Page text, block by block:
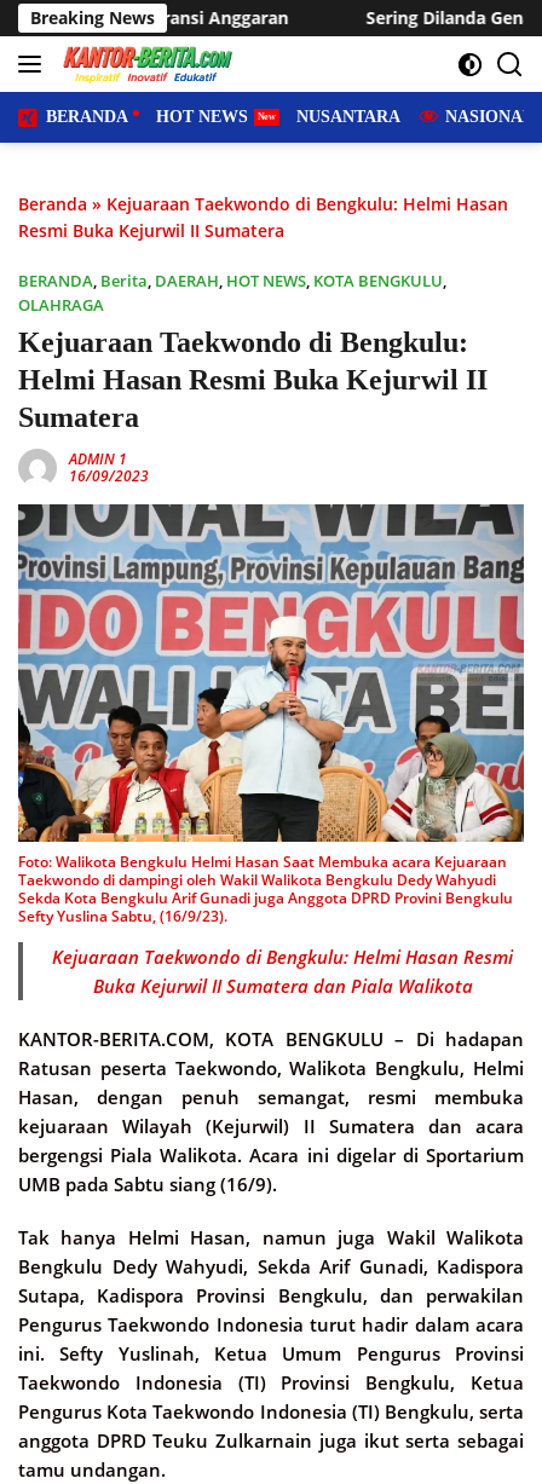
Langsung
ke
konten
Breaking NewsSering Dilanda Genangan, Desa Sukaraja
BERANDA HOT NEWS NUSANTARA NASIONAL
Beranda » Kejuaraan Taekwondo di Bengkulu: Helmi Hasan
Resmi Buka Kejurwil II Sumatera
BERANDA, Berita, DAERAH, HOT NEWS, KOTA BENGKULU,
OLAHRAGA
Kejuaraan Taekwondo di Bengkulu:
Helmi Hasan Resmi Buka Kejurwil II
Sumatera
ADMIN 1
16/09/2023
Foto: Walikota Bengkulu Helmi Hasan Saat Membuka acara Kejuaraan
Taekwondo di dampingi oleh Wakil Walikota Bengkulu Dedy Wahyudi
Sekda Kota Bengkulu Arif Gunadi juga Anggota DPRD Provini Bengkulu
Sefty Yuslina Sabtu, (16/9/23).
Kejuaraan Taekwondo di Bengkulu: Helmi Hasan Resmi
Buka Kejurwil II Sumatera dan Piala Walikota
KANTOR-BERITA.COM, KOTA BENGKULU – Di hadapan
Ratusan peserta Taekwondo, Walikota Bengkulu, Helmi
Hasan, dengan penuh semangat, resmi membuka
kejuaraan Wilayah (Kejurwil) II Sumatera dan acara
bergengsi Piala Walikota. Acara ini digelar di Sportarium
UMB pada Sabtu siang (16/9).
Tak hanya Helmi Hasan, namun juga Wakil Walikota
Bengkulu Dedy Wahyudi, Sekda Arif Gunadi, Kadispora
Sutapa, Kadispora Provinsi Bengkulu, dan perwakilan
Pengurus Taekwondo Indonesia turut hadir dalam acara
ini. Sefty Yuslinah, Ketua Umum Pengurus Provinsi
Taekwondo Indonesia (TI) Provinsi Bengkulu, Ketua
Pengurus Kota Taekwondo Indonesia (TI) Bengkulu, serta
anggota DPRD Teuku Zulkarnain juga ikut serta sebagai
tamu undangan.